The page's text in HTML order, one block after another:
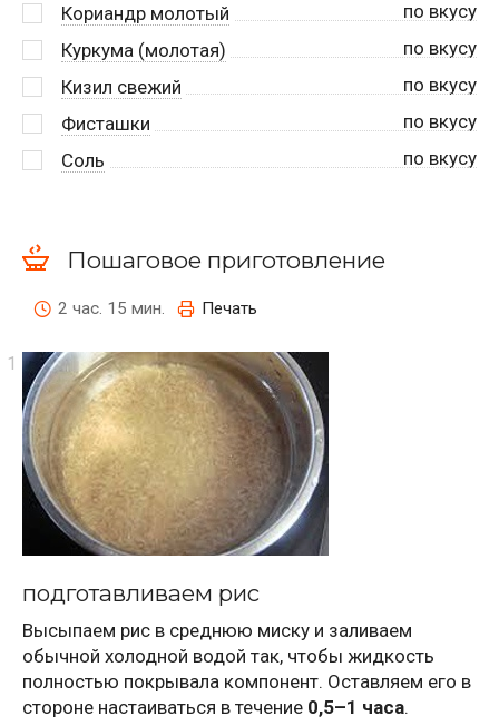
Кориандр молотый
по вкусу
Куркума (молотая)
по вкусу
Кизил свежий
по вкусу
Фисташки
по вкусу
Соль
по вкусу
Пошаговое приготовление
2 час. 15 мин. Печать
подготавливаем рис
Высыпаем рис в среднюю миску и заливаем
обычной холодной водой так, чтобы жидкость
полностью покрывала компонент. Оставляем его в
стороне настаиваться в течение 0,5–1 часа.